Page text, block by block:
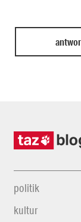
politik
kultur